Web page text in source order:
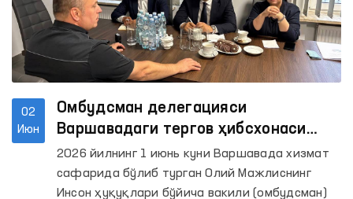
02
Июн
Омбудсман делегацияси
Варшавадаги тергов ҳибсхонаси
фаолияти билан танишди
2026 йилнинг 1 июнь куни Варшавада хизмат
сафарида бўлиб турган Олий Мажлиснинг
Инсон ҳуқуқлари бўйича вакили (омбудсман)